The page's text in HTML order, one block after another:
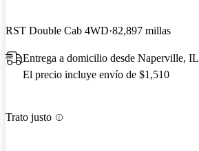
RST Double Cab 4WD 82,897 millas
Entrega a domicilio desde Naperville, IL
El precio incluye envío de $1,510
Trato justo